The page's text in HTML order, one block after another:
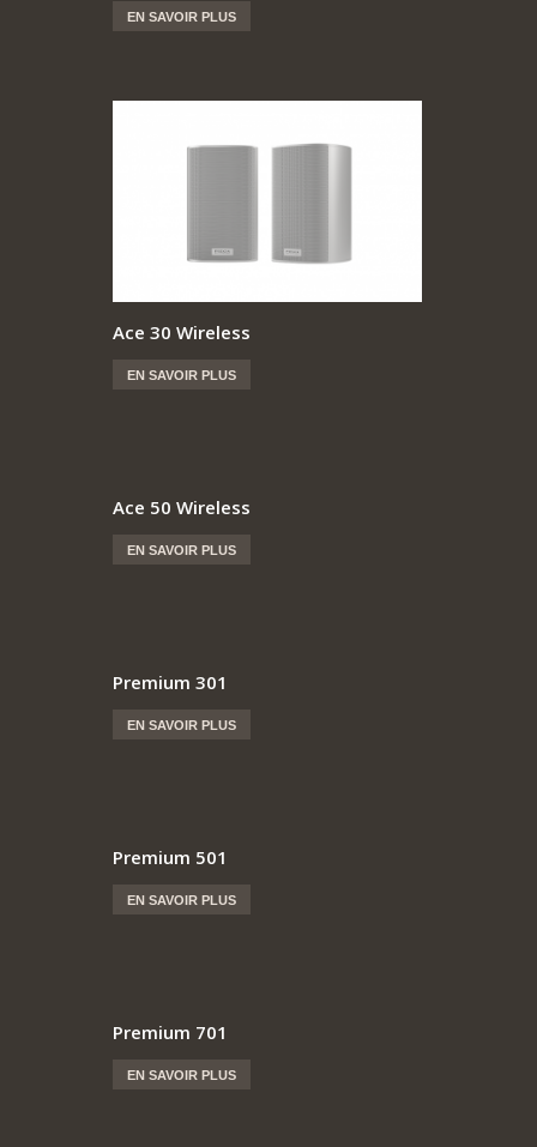
EN SAVOIR PLUS
Ace 30 Wireless
EN SAVOIR PLUS
Ace 50 Wireless
EN SAVOIR PLUS
Premium 301
EN SAVOIR PLUS
Premium 501
EN SAVOIR PLUS
Premium 701
EN SAVOIR PLUS